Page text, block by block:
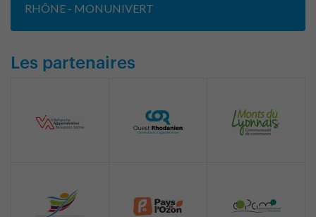
RHÔNE - MONUNIVERT
Les partenaires